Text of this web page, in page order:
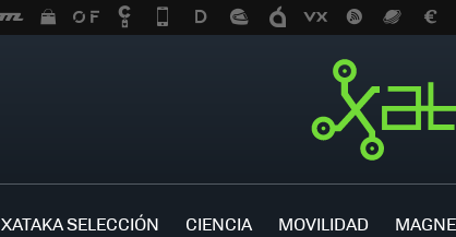
XATAKA SELECCIÓN CIENCIA MOVILIDAD